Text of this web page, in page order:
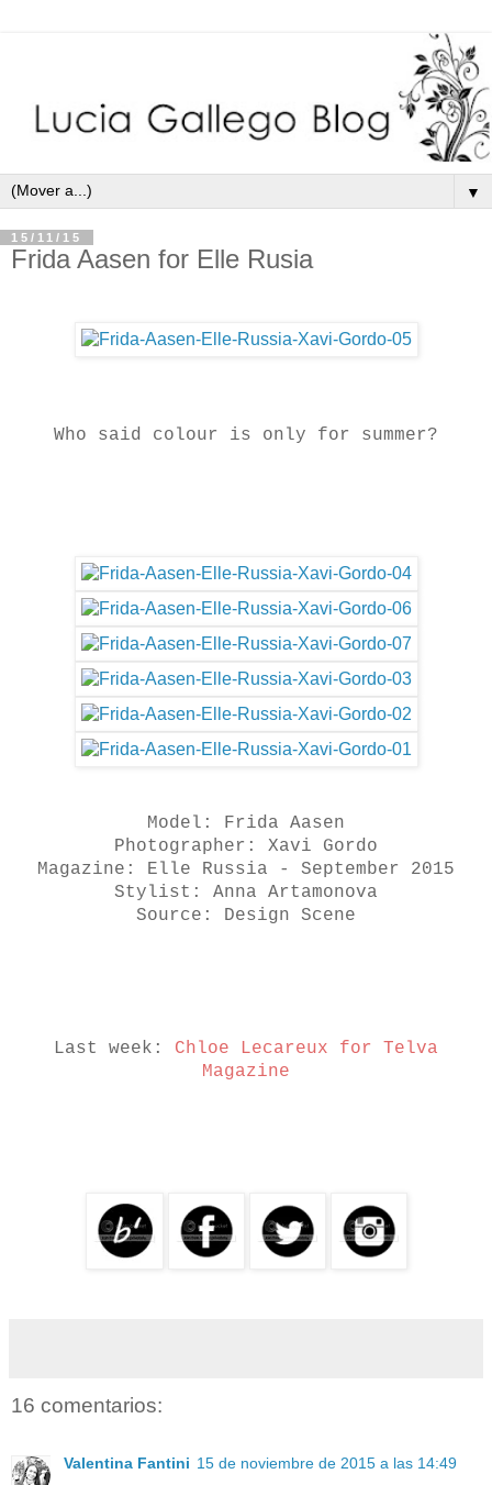
▼
15/11/15
Frida Aasen for Elle Rusia
Who said colour is only for summer?
Model: Frida Aasen
Photographer: Xavi Gordo
Magazine: Elle Russia - September 2015
Stylist: Anna Artamonova
Source: Design Scene
Last week: Chloe Lecareux for Telva
Magazine
16 comentarios:
Valentina Fantini 15 de noviembre de 2015 a las 14:49